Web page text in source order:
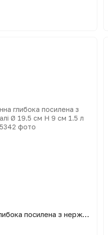
Миска кухонна глибока посилена з нержавіючої сталі Ø 19.5 см H 9 см 1.5 л